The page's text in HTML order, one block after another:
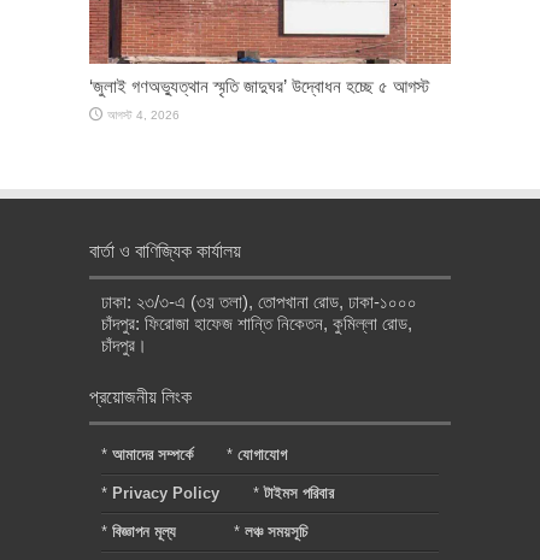
‘জুলাই গণঅভ্যুত্থান স্মৃতি জাদুঘর’ উদ্বোধন হচ্ছে ৫ আগস্ট
আগস্ট 4, 2026
বার্তা ও বাণিজ্যিক কার্যালয়
ঢাকা: ২৩/৩-এ (৩য় তলা), তোপখানা রোড, ঢাকা-১০০০
চাঁদপুর: ফিরোজা হাফেজ শান্তি নিকেতন, কুমিল্লা রোড,
চাঁদপুর।
প্রয়োজনীয় লিংক
* আমাদের সম্পর্কে * যোগাযোগ
* Privacy Policy *টাইমস পরিবার
* বিজ্ঞাপন মূল্য * লঞ্চ সময়সূচি